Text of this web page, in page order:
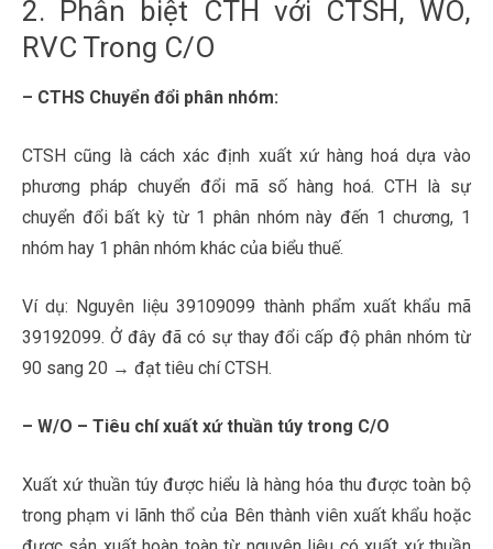
2. Phân biệt CTH với CTSH, WO,
RVC Trong C/O
– CTHS Chuyển đổi phân nhóm:
CTSH cũng là cách xác định xuất xứ hàng hoá dựa vào
phương pháp chuyển đổi mã số hàng hoá. CTH là sự
chuyển đổi bất kỳ từ 1 phân nhóm này đến 1 chương, 1
nhóm hay 1 phân nhóm khác của biểu thuế.
Ví dụ: Nguyên liệu 39109099 thành phẩm xuất khẩu mã
39192099. Ở đây đã có sự thay đổi cấp độ phân nhóm từ
90 sang 20 → đạt tiêu chí CTSH.
– W/O – Tiêu chí xuất xứ thuần túy trong C/O
Xuất xứ thuần túy được hiểu là hàng hóa thu được toàn bộ
trong phạm vi lãnh thổ của Bên thành viên xuất khẩu hoặc